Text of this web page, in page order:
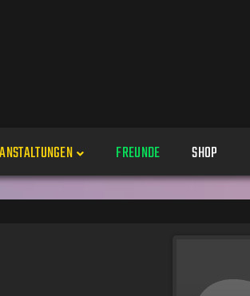
Veranstaltungen
FREUNDE SHOP